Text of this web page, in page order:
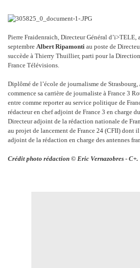
Pierre Fraidenraich, Directeur Général d’i>TELE,
septembre Albert Ripamonti au poste de
succède à Thierry Thuillier, parti pour la
France Télévisions.
Diplômé de l’école de journalisme de
commence sa carrière de journaliste à France 3
entre comme reporter au service politique de
rédacteur en chef adjoint de France 3 en charge
Directeur adjoint de la rédaction nationale de
au projet de lancement de France 24 (CFII) dont
adjoint de la rédaction en charge des antennes
Crédit photo rédaction © Eric Vernazobres - C+.